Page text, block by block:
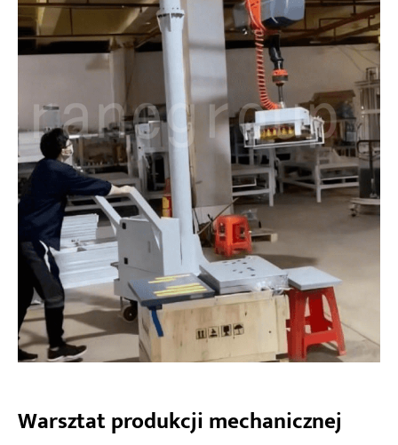
Warsztat produkcji mechanicznej